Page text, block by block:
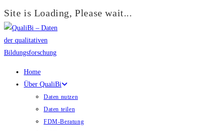
Site is Loading, Please wait...
Zum
Inhalt
springen
Home
Über QualiBi
Daten nutzen
Daten teilen
FDM-Beratung